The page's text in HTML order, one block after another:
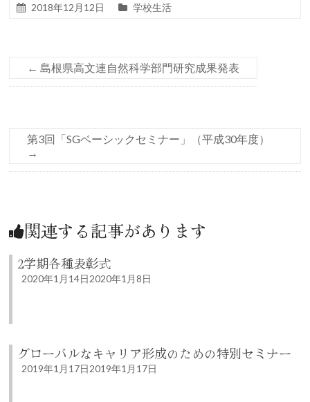
2018年12月12日 学校生活
← 島根県高文連自然科学部門研究成果発表
第3回「SGベーシックセミナー」（平成30年度）
→
関連する記事があります
2学期各種表彰式
2020年1月14日2020年1月8日
グローバルなキャリア形成のための特別セミナー
2019年1月17日2019年1月17日